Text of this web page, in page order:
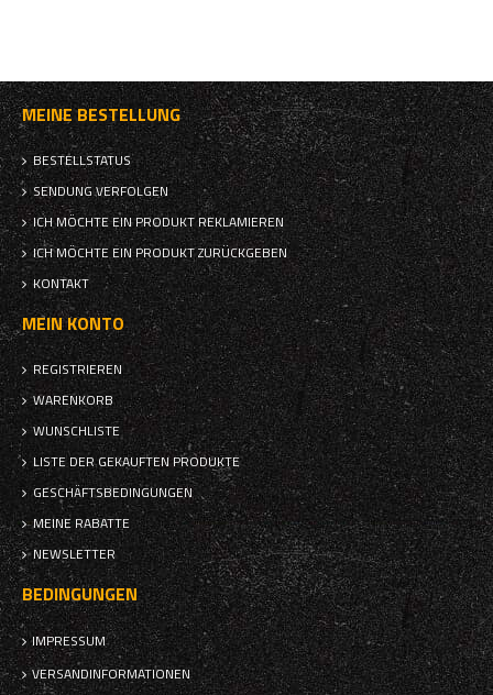
MEINE BESTELLUNG
BESTELLSTATUS
SENDUNG VERFOLGEN
ICH MÖCHTE EIN PRODUKT REKLAMIEREN
ICH MÖCHTE EIN PRODUKT ZURÜCKGEBEN
KONTAKT
MEIN KONTO
REGISTRIEREN
WARENKORB
WUNSCHLISTE
LISTE DER GEKAUFTEN PRODUKTE
GESCHÄFTSBEDINGUNGEN
MEINE RABATTE
NEWSLETTER
BEDINGUNGEN
IMPRESSUM
VERSANDINFORMATIONEN